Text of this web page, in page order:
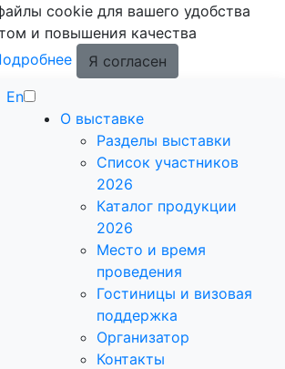
cookie для вашего удобства
и повышения качества
Я согласен
En
О выставке
Разделы выставки
Список участников
2026
Каталог продукции
2026
Место и время
проведения
Гостиницы и визовая
поддержка
Организатор
Контакты